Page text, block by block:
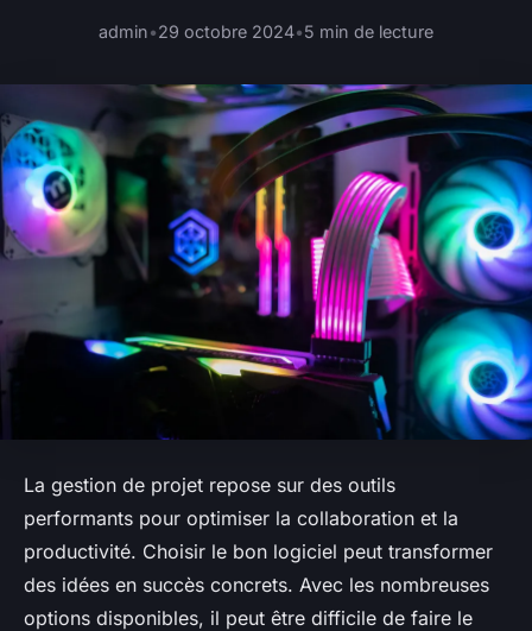
admin•29 octobre 2024•5 min de lecture
La gestion de projet repose sur des outils
performants pour optimiser la collaboration et la
productivité. Choisir le bon logiciel peut transformer
des idées en succès concrets. Avec les nombreuses
options disponibles, il peut être difficile de faire le